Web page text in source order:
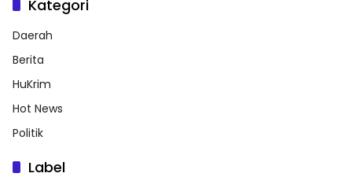
Kategori
Daerah
Berita
HuKrim
Hot News
Politik
Label